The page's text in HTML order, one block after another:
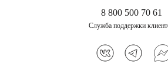
8 800 500 70 61
Служба поддержки